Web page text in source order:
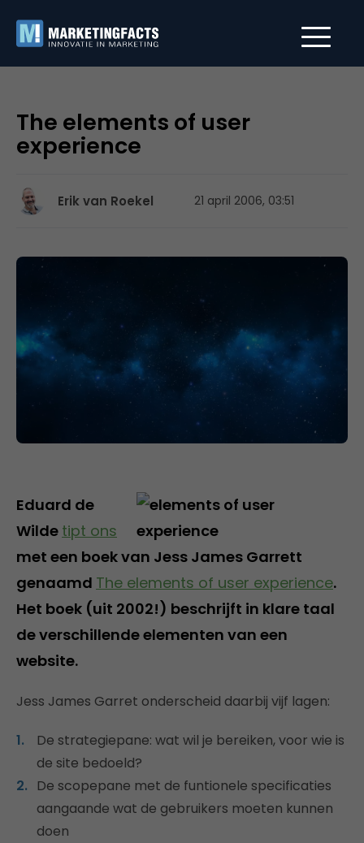
The elements of user
experience
Erik van Roekel 21 april 2006, 03:51
Eduard de
Wilde tipt ons
met een boek van Jess James Garrett
genaamd The elements of user experience.
Het boek (uit 2002!) beschrijft in klare taal
de verschillende elementen van een
website.
Jess James Garret onderscheid daarbij vijf lagen:
De strategiepane: wat wil je bereiken, voor wie is
de site bedoeld?
De scopepane met de funtionele specificaties
aangaande wat de gebruikers moeten kunnen
doen